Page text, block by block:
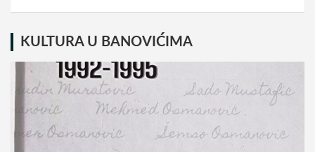
KULTURA U BANOVIĆIMA